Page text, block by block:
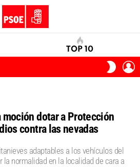
TOP 10
SKIN
moción dotar a Protección
contra las nevadas
adaptables a los vehículos del
normalidad en la localidad de cara a